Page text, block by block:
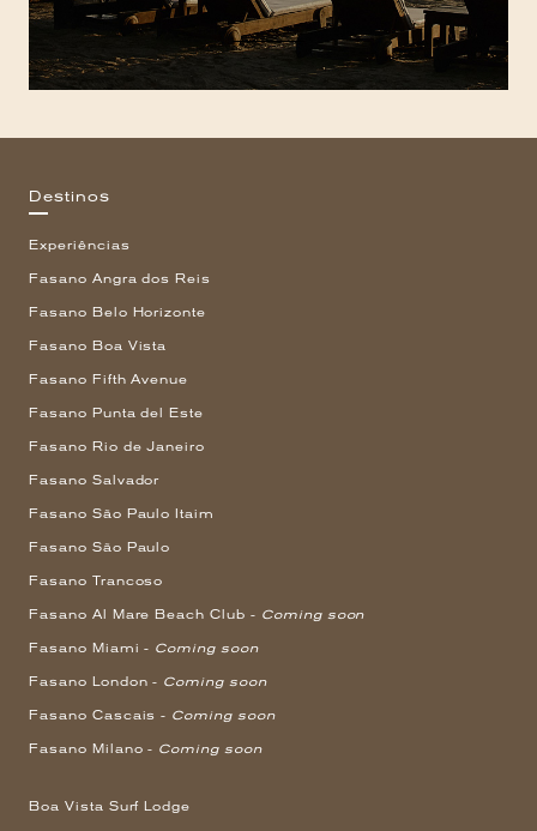
Destinos
Experiências
Fasano Angra dos Reis
Fasano Belo Horizonte
Fasano Boa Vista
Fasano Fifth Avenue
Fasano Punta del Este
Fasano Rio de Janeiro
Fasano Salvador
Fasano São Paulo Itaim
Fasano São Paulo
Fasano Trancoso
Fasano Al Mare Beach Club - Coming soon
Fasano Miami - Coming soon
Fasano London - Coming soon
Fasano Cascais - Coming soon
Fasano Milano - Coming soon
Boa Vista Surf Lodge